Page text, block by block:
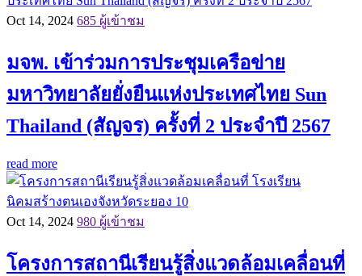
Oct 14, 2024 685 ผู้เข้าชม
มจพ. เข้าร่วมการประชุมเครือข่าย
มหาวิทยาลัยยั่งยืนแห่งประเทศไทย Sun
Thailand (สัญจร) ครั้งที่ 2 ประจำปี 2567
read more
Oct 14, 2024 980 ผู้เข้าชม
โครงการสถานีเรียนรู้สิ่งแวดล้อมเคลื่อนที่